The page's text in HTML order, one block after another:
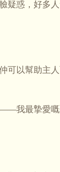
疑惑，好多人
可以幫助主
——我最摯愛